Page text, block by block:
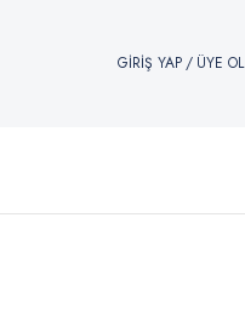
GİRİŞ YAP/ ÜYE OL